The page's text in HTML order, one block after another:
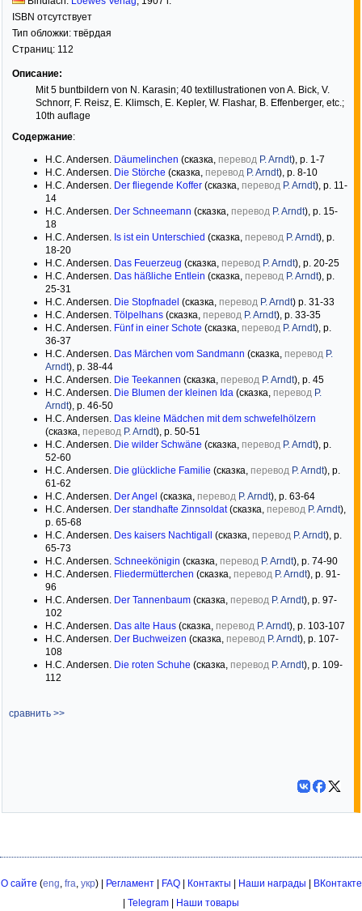
ISBN отсутствует
Тип обложки: твёрдая
Страниц: 112
Описание:
Mit 5 buntbildern von N. Karasin; 40 textillustrationen von A. Bick, V.
Schnorr, F. Reisz, E. Klimsch, E. Kepler, W. Flashar, B. Effenberger, etc.;
10th auflage
Содержание:
H.C. Andersen. Däumelinchen (сказка, перевод P. Arndt), p. 1-7
H.C. Andersen. Die Störche (сказка, перевод P. Arndt), p. 8-10
H.C. Andersen. Der fliegende Koffer (сказка, перевод P. Arndt), p. 11-
14
H.C. Andersen. Der Schneemann (сказка, перевод P. Arndt), p. 15-
18
H.C. Andersen. Is ist ein Unterschied (сказка, перевод P. Arndt), p.
18-20
H.C. Andersen. Das Feuerzeug (сказка, перевод P. Arndt), p. 20-25
H.C. Andersen. Das häßliche Entlein (сказка, перевод P. Arndt), p.
25-31
H.C. Andersen. Die Stopfnadel (сказка, перевод P. Arndt) p. 31-33
H.C. Andersen. Tölpelhans (сказка, перевод P. Arndt), p. 33-35
H.C. Andersen. Fünf in einer Schote (сказка, перевод P. Arndt), p.
36-37
H.C. Andersen. Das Märchen vom Sandmann (сказка, перевод P.
Arndt), p. 38-44
H.C. Andersen. Die Teekannen (сказка, перевод P. Arndt), p. 45
H.C. Andersen. Die Blumen der kleinen Ida (сказка, перевод P.
Arndt), p. 46-50
H.C. Andersen. Das kleine Mädchen mit dem schwefelhölzern
(сказка, перевод P. Arndt), p. 50-51
H.C. Andersen. Die wilder Schwäne (сказка, перевод P. Arndt), p.
52-60
H.C. Andersen. Die glückliche Familie (сказка, перевод P. Arndt), p.
61-62
H.C. Andersen. Der Angel (сказка, перевод P. Arndt), p. 63-64
H.C. Andersen. Der standhafte Zinnsoldat(сказка, перевод P. Arndt),
p. 65-68
H.C. Andersen. Des kaisers Nachtigall (сказка, перевод P. Arndt), p.
65-73
H.C. Andersen. Schneekönigin (сказка, перевод P. Arndt), p. 74-90
H.C. Andersen. Fliedermütterchen (сказка, перевод P. Arndt), p. 91-
96
H.C. Andersen. Der Tannenbaum (сказка, перевод P. Arndt), p. 97-
102
H.C. Andersen. Das alte Haus (сказка, перевод P. Arndt), p. 103-107
H.C. Andersen. Der Buchweizen (сказка, перевод P. Arndt), p. 107-
108
H.C. Andersen. Die roten Schuhe (сказка, перевод P. Arndt), p. 109-
112
сравнить >>
О сайте (eng, fra, укр) | Регламент| FAQ| Контакты Наши награды
ВКонтакте
Telegram Наши товары